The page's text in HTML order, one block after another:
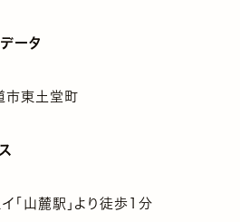
ータ
市東土堂町
「山麓駅」より徒歩1分